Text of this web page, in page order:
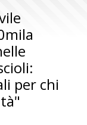
per chi